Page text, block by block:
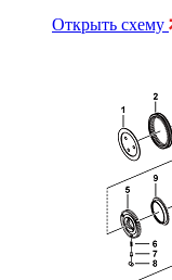
Открыть схему